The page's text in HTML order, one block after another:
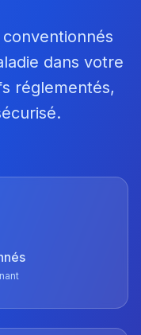
dans votre
réglementés,